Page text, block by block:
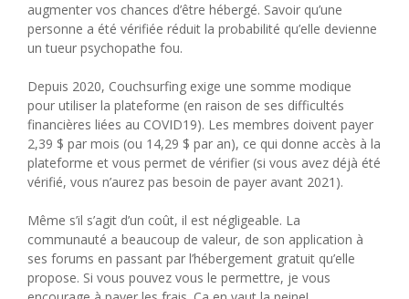
augmenter vos chances d’être hébergé. Savoir qu’une
personne a été vérifiée réduit la probabilité qu’elle devienne
un tueur psychopathe fou.
Depuis 2020, Couchsurfing exige une somme modique
pour utiliser la plateforme (en raison de ses difficultés
financières liées au COVID19). Les membres doivent payer
2,39 $ par mois (ou 14,29 $ par an), ce qui donne accès à la
plateforme et vous permet de vérifier (si vous avez déjà été
vérifié, vous n’aurez pas besoin de payer avant 2021).
Même s’il s’agit d’un coût, il est négligeable. La
communauté a beaucoup de valeur, de son application à
ses forums en passant par l’hébergement gratuit qu’elle
propose. Si vous pouvez vous le permettre, je vous